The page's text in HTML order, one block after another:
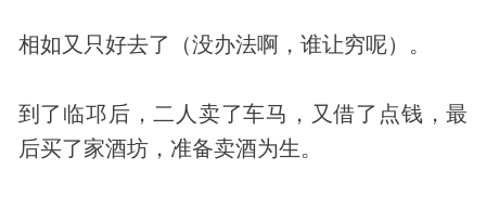
相如又只好去了（没办法啊，谁让穷呢）。
到了临邛后，二人卖了车马，又借了点钱，最
后买了家酒坊，准备卖酒为生。